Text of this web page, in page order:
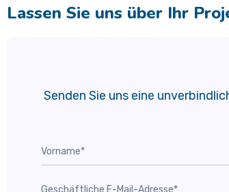
Lassen Sie uns über Ihr
Senden Sie uns eine